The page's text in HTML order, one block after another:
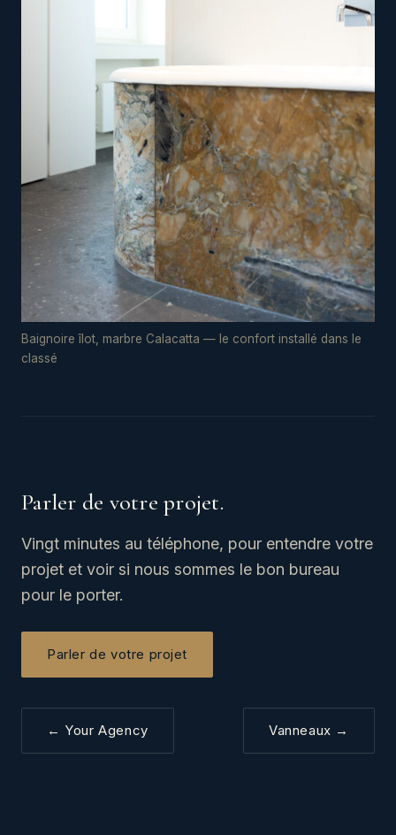
Baignoire îlot, marbre Calacatta — le confort installé dans le
classé
Parler de votre projet.
Vingt minutes au téléphone, pour entendre votre
projet et voir si nous sommes le bon bureau
pour le porter.
Parler de votre projet
← Your Agency Vanneaux →